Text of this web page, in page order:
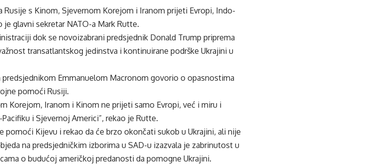
Rusije s Kinom, Sjevernom Korejom i Iranom prijeti Evropi, Indo-
glavni sekretar NATO-a Mark Rutte.
dok se novoizabrani predsjednik Donald Trump priprema
transatlantskog jedinstva i kontinuirane podrške Ukrajini u
Emmanuelom Macronom govorio o opasnostima
pomoći Rusiji.
Korejom, Iranom i Kinom ne prijeti samo Evropi, već i miru i
i Sjevernoj Americi”, rekao je Rutte.
pomoći Kijevu i rekao da će brzo okončati sukob u Ukrajini, ali nije
na predsjedničkim izborima u SAD-u izazvala je zabrinutost u
o budućoj američkoj predanosti da pomogne Ukrajini.